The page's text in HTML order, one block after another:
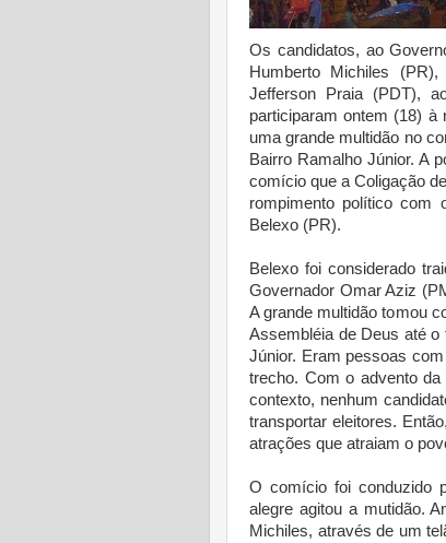
Os candidatos, ao
Humberto Michiles
Jefferson Praia (PDT),
participaram ontem (18)
uma grande multidão no
Bairro Ramalho Júnior. A
comício que a Coligação
rompimento político com
Belexo (PR).
Belexo foi considerado
Governador Omar Aziz
A grande multidão tomou
Assembléia de Deus até o
Júnior. Eram pessoas
trecho. Com o advento
contexto, nenhum
transportar eleitores.
atrações que atraiam o
O comício foi conduzido
alegre agitou a mutidão.
Michiles, através de um